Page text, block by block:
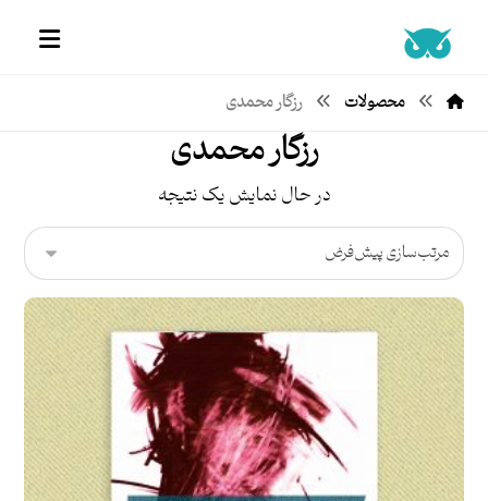
محصولات رزگار محمدی
رزگار محمدی
در حال نمایش یک نتیجه